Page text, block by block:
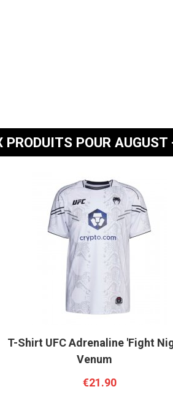
PRODUITS POUR
T-Shirt UFC Adrenaline 'Fight
Venum
€21.90